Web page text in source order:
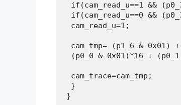
if(cam_read_u==1 &&
if(cam_read_u==0 &&
cam_read_u=1;
cam_tmp= (p1_6 &
(p0_0 & 0x01)*16 +
cam_trace=cam_tmp;
}
}